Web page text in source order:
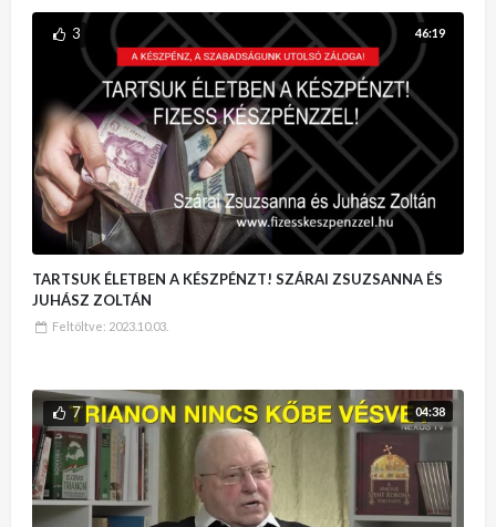
46:19
3
TARTSUK ÉLETBEN A KÉSZPÉNZT! SZÁRAI ZSUZSANNA ÉS
JUHÁSZ ZOLTÁN
Feltöltve: 2023.10.03.
04:38
7